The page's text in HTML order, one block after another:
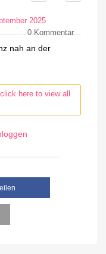
2025
0Kommentar
nah an der
here to view all